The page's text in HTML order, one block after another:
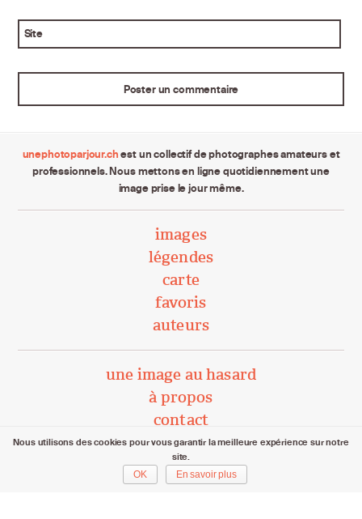
Site
unephotoparjour.chest un collectif de photographes amateurs et
professionnels. Nous mettons en ligne quotidiennement une
image prise le jour même.
images
légendes
carte
favoris
auteurs
une image au hasard
à propos
contact
unephotoparjour.ch/ 2015 – 2026
Tous droits réservés aux auteurs respectifs.
Nous utilisons des cookies pour vous garantir la meilleure expérience sur notre
site.
OK
En savoir plus